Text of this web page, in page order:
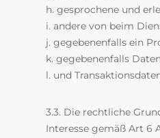
h. gesprochene und
i. andere von beim
j. gegebenenfalls ein
k. gegebenenfalls
l. und
3.3. Die rechtliche
Interesse gemäß Art 6